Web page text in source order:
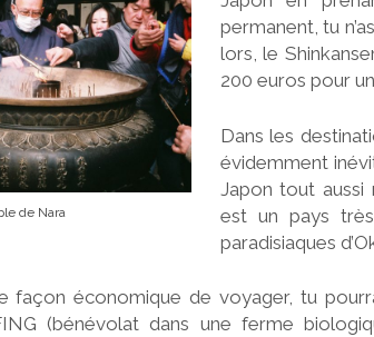
de Nara
permanent, tu
lors, le
200 euros pour
Dans les
évidemment
Japon tout aussi
est un pays
paradisiaques
façon économique de voyager, tu
(bénévolat dans une ferme